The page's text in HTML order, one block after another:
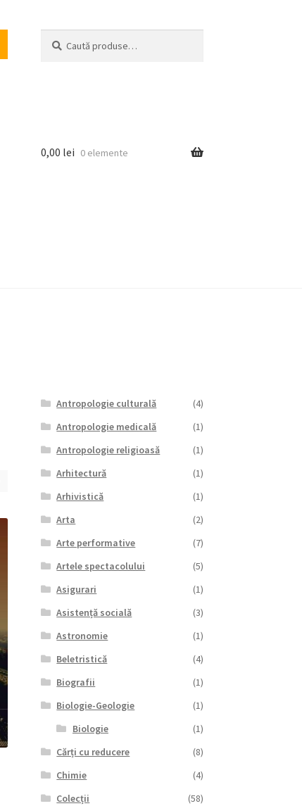
după:
0,00 lei 0 elemente
Antropologie culturală
(4)
Antropologie medicală
(1)
Antropologie religioasă
(1)
Arhitectură
(1)
Arhivistică
(1)
Arta
(2)
Arte performative
(7)
Artele spectacolului
(5)
Asigurari
(1)
Asistență socială
(3)
Astronomie
(1)
Beletristică
(4)
Biografii
(1)
Biologie-Geologie
(1)
Biologie
(1)
Cărți cu reducere
(8)
Chimie
(4)
Colecții
(58)